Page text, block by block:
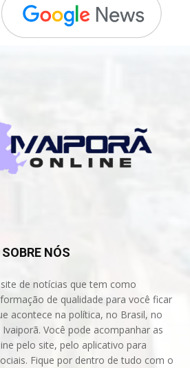
SOBRE NÓS
de notícias que tem como
de qualidade para você ficar
acontece na política, no Brasil, no
Você pode acompanhar as
pelo site, pelo aplicativo para
Fique por dentro de tudo com o